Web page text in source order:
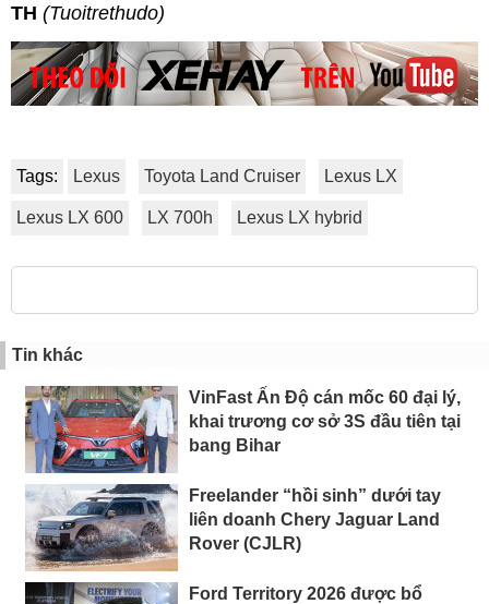
TH (Tuoitrethudo)
Tags: Lexus Toyota Land Cruiser Lexus LX
Lexus LX 600 LX 700h Lexus LX hybrid
Tin khác
VinFast Ấn Độ cán mốc 60 đại lý,
khai trương cơ sở 3S đầu tiên tại
bang Bihar
Freelander “hồi sinh” dưới tay
liên doanh Chery Jaguar Land
Rover (CJLR)
Ford Territory 2026 được bổ